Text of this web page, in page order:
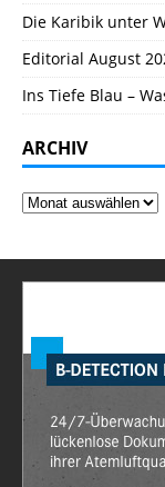
Die Karibik unter
Editorial August
Ins Tiefe Blau –
ARCHIV